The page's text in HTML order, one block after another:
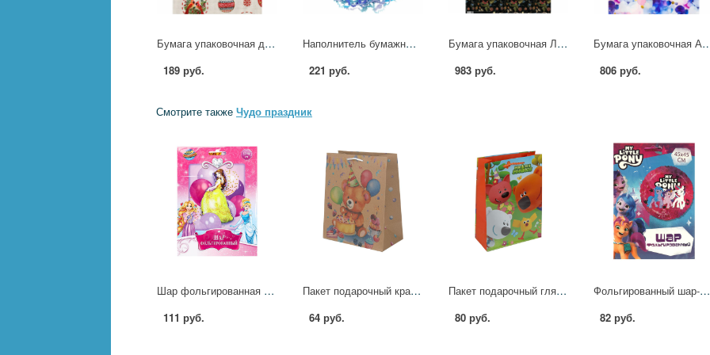
Бумага упаковочная д/сувенирной продукции 80 г/м2 / 100х70 арт.95227 Magic Pack 2347565
189 руб.
Наполнитель бумажный цветной микс-1 100 гр (синий) БН133 Рута Упак 2450882
221 руб.
Бумага упаковочная ЛЕСНЫЕ ЯГОДЫ, 50 х 70 см (4 листа) 2-794/02 Bruno Visconti 2458809
983 руб.
Бумага упаковочная Акварельные
806 руб.
Смотрите также Чудо праздник
Шар фольгированная фигура Белль, 57х90 см. Чудо праздник FBF-114574-B
111 руб.
Пакет подарочный крафт L "Мишка", 140 гр/м Чудо праздник PL-124706-MK
64 руб.
Пакет подарочный глянцевый "Ми-ми-мишки" L, 140 гр/м Чудо праздник PL-127480-MSH
80 руб.
Фольгированный шар-круг Мой маленький Пони Чудо праздник FBC-107511-MLP
82 руб.